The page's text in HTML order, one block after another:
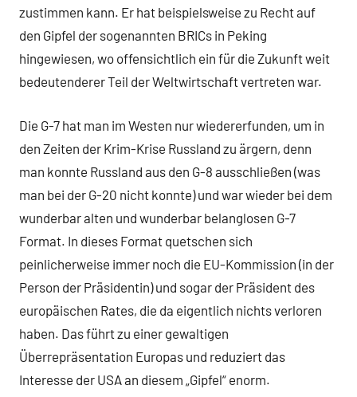
zustimmen kann. Er hat beispielsweise zu Recht auf
den Gipfel der sogenannten BRICs in Peking
hingewiesen, wo offensichtlich ein für die Zukunft weit
bedeutenderer Teil der Weltwirtschaft vertreten war.
Die G-7 hat man im Westen nur wiedererfunden, um in
den Zeiten der Krim-Krise Russland zu ärgern, denn
man konnte Russland aus den G-8 ausschließen (was
man bei der G-20 nicht konnte) und war wieder bei dem
wunderbar alten und wunderbar belanglosen G-7
Format. In dieses Format quetschen sich
peinlicherweise immer noch die EU-Kommission (in der
Person der Präsidentin) und sogar der Präsident des
europäischen Rates, die da eigentlich nichts verloren
haben. Das führt zu einer gewaltigen
Überrepräsentation Europas und reduziert das
Interesse der USA an diesem „Gipfel“ enorm.